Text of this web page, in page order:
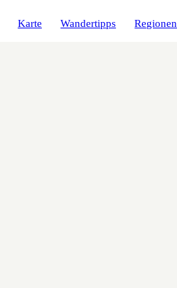
Karte Wandertipps Regionen